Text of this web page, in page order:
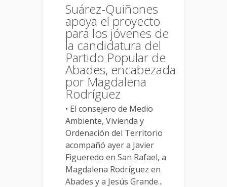
Suárez-Quiñones
apoya el proyecto
para los jóvenes de
la candidatura del
Partido Popular de
Abades, encabezada
por Magdalena
Rodríguez
• El consejero de Medio
Ambiente, Vivienda y
Ordenación del Territorio
acompañó ayer a Javier
Figueredo en San Rafael, a
Magdalena Rodríguez en
Abades y a Jesús Grande...